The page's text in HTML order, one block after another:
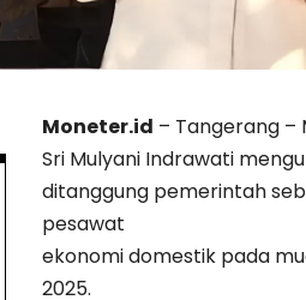
Moneter.id – Tangerang –
Sri Mulyani Indrawati
ditanggung pemerintah
pesawat
ekonomi domestik pada
2025.